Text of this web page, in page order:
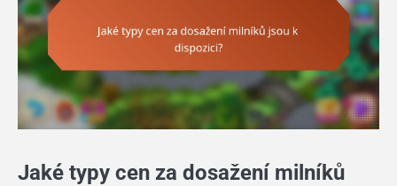
Jaké typy cen za dosažení milníků